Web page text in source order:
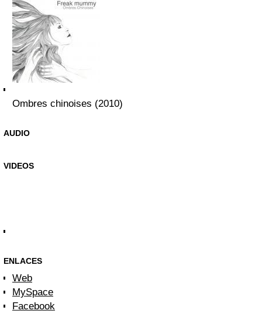
Ombres chinoises (2010)
AUDIO
VIDEOS
ENLACES
Web
MySpace
Facebook